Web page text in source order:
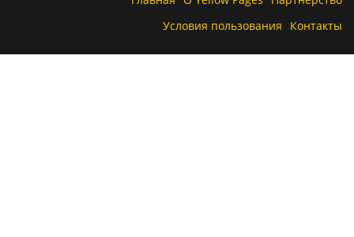
Условия пользования
Контакты